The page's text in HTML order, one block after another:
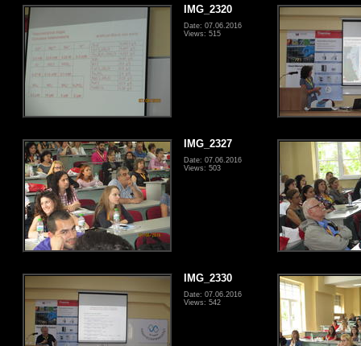
IMG_2320
Date: 07.06.2016
Views: 515
IMG_2327
Date: 07.06.2016
Views: 503
IMG_2330
Date: 07.06.2016
Views: 542